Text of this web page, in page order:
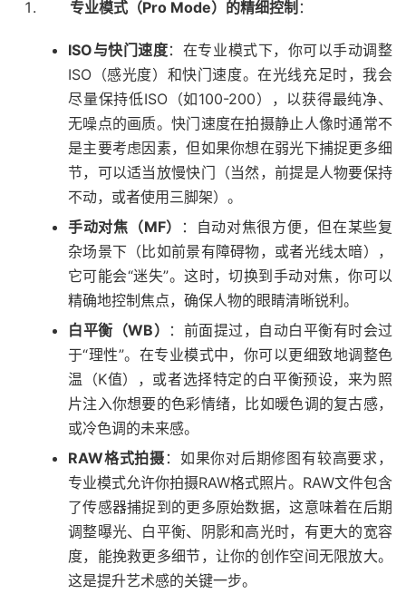
专业模式（Pro Mode）的精细控制 ：
ISO与快门速度：在专业模式下，你可以手动调整
ISO（感光度）和快门速度。在光线充足时，我会
尽量保持低ISO（如100-200），以获得最纯净、
无噪点的画质。快门速度在拍摄静止人像时通常不
是主要考虑因素，但如果你想在弱光下捕捉更多细
节，可以适当放慢快门（当然，前提是人物要保持
不动，或者使用三脚架）。
手动对焦（MF）
：自动对焦很方便，但在某些复
杂场景下（比如前景有障碍物，或者光线太暗），
它可能会“迷失”。这时，切换到手动对焦，你可以
精确地控制焦点，确保人物的眼睛清晰锐利。
白平衡（WB）
：前面提过，自动白平衡有时会过
于“理性”。在专业模式中，你可以更细致地调整色
温（K值），或者选择特定的白平衡预设，来为照
片注入你想要的色彩情绪，比如暖色调的复古感，
或冷色调的未来感。
RAW格式拍摄 ：如果你对后期修图有较高要求，
专业模式允许你拍摄RAW格式照片。RAW文件包含
了传感器捕捉到的更多原始数据，这意味着在后期
调整曝光、白平衡、阴影和高光时，有更大的宽容
度，能挽救更多细节，让你的创作空间无限放大。
这是提升艺术感的关键一步。